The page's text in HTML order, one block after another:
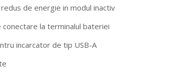
de energie in modul inactiv
conectare la terminalul bateriei
incarcator de tip USB-A